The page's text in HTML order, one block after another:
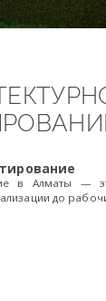
в Алматы —
до